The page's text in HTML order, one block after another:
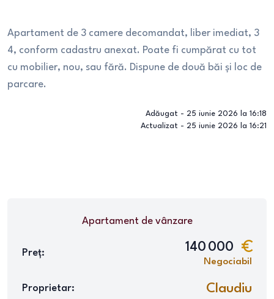
Apartament de 3 camere decomandat, liber imediat, 3
4, conform cadastru anexat. Poate fi cumpărat cu tot
cu mobilier, nou, sau fără. Dispune de două băi și loc de
parcare.
Adăugat - 25 iunie 2026 la 16:18
Actualizat - 25 iunie 2026 la 16:21
Apartamentde vânzare
Preț: 140 000
Negociabil
Proprietar: Claudiu